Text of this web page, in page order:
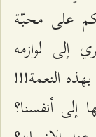
على محبّة
إلى لوازمه
النعمة!!!
إلى أنفسنا؟